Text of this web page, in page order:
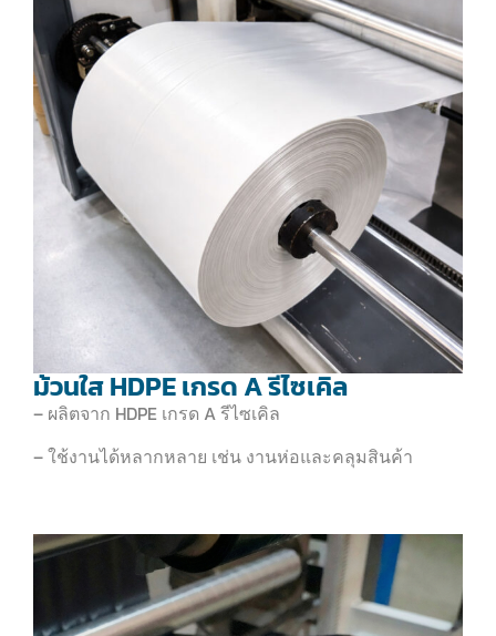
ม้วนใส HDPE เกรด A รีไซเคิล
– ผลิตจาก HDPE เกรด A รีไซเคิล
– ใช้งานได้หลากหลาย เช่น งานห่อและคลุมสินค้า